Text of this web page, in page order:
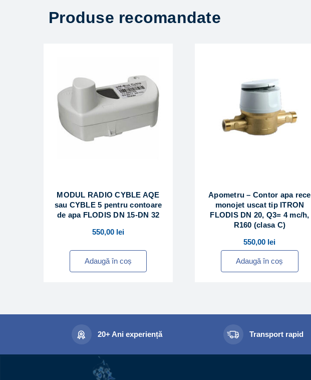
Produse recomandate
MODUL RADIO CYBLE AQE
sau CYBLE 5 pentru contoare
de apa FLODIS DN 15-DN 32
550,00 lei
Adaugă în coș
Apometru – Contor apa rece
monojet uscat tip ITRON
FLODIS DN 20, Q3= 4 mc/h,
R160 (clasa C)
550,00 lei
Adaugă în coș
20+ Ani experiență Transport rapid